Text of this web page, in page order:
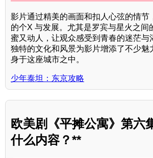
影片通过精美的画面和扣人心弦的情节
的个X 与发展。尤其是罗宾与星火之间
蜜又动人，让观众感受到青春的迷茫与
独特的文化和风景为影片增添了不少魅
身于这座城市之中。
少年泰坦：东京攻略
欧美剧《平摊公寓》第六
什么内容？**